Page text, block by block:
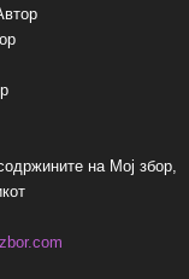
на Мој збор,